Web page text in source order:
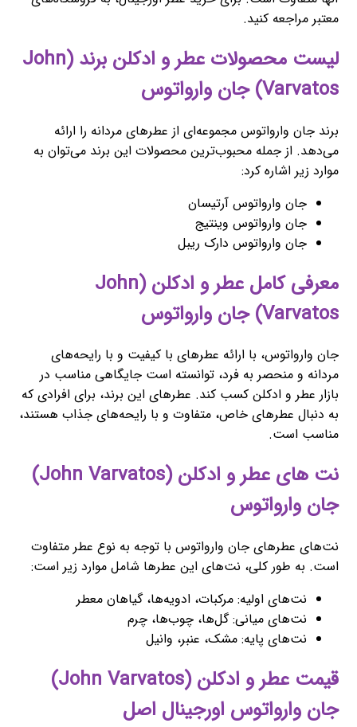
معتبر مراجعه کنید.
لیست محصولات عطر و ادکلن برند (John
Varvatos) جان وارواتوس
برند جان وارواتوس مجموعه‌ای از عطرهای مردانه را ارائه
می‌دهد. از جمله محبوب‌ترین محصولات این برند می‌توان به
موارد زیر اشاره کرد:
جان وارواتوس آرتیسان
جان وارواتوس وینتیج
جان وارواتوس دارک ریبل
معرفی کامل عطر و ادکلن (John
Varvatos) جان وارواتوس
جان وارواتوس، با ارائه عطرهای با کیفیت و با رایحه‌های
مردانه و منحصر به فرد، توانسته است جایگاهی مناسب در
بازار عطر و ادکلن کسب کند. عطرهای این برند، برای افرادی که
به دنبال عطرهای خاص، متفاوت و با رایحه‌های جذاب هستند،
مناسب است.
نت های عطر و ادکلن (John Varvatos)
جان وارواتوس
نت‌های عطرهای جان وارواتوس با توجه به نوع عطر متفاوت
است. به طور کلی، نت‌های این عطرها شامل موارد زیر است:
نت‌های اولیه: مرکبات، ادویه‌ها، گیاهان معطر
نت‌های میانی: گل‌ها، چوب‌ها، چرم
نت‌های پایه: مشک، عنبر، وانیل
قیمت عطر و ادکلن (John Varvatos)
جان وارواتوس اورجینال اصل